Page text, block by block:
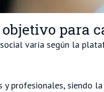
para
varía según la
y profesionales, siendo